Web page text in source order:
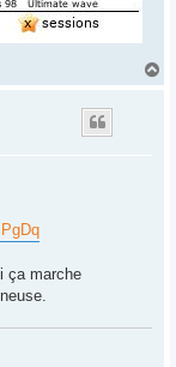
a
ça marche